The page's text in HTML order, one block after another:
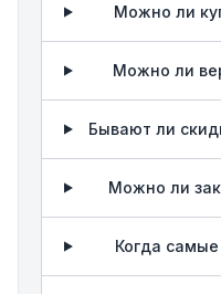
Можно ли
Можно ли
Бывают ли
Можно ли
Когда